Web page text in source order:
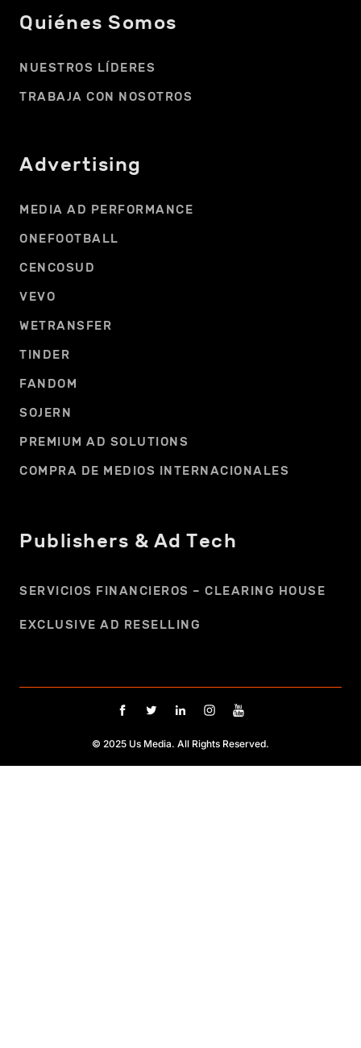
Quiénes Somos
NUESTROS LÍDERES
TRABAJA CON NOSOTROS
Advertising
MEDIA AD PERFORMANCE
ONEFOOTBALL
CENCOSUD
VEVO
WETRANSFER
TINDER
FANDOM
SOJERN
PREMIUM AD SOLUTIONS
COMPRA DE MEDIOS INTERNACIONALES
Publishers & Ad Tech
SERVICIOS FINANCIEROS – CLEARING HOUSE
EXCLUSIVE AD RESELLING
© 2025 Us Media. All Rights Reserved.